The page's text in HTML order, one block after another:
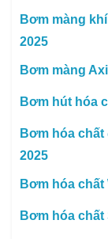
Bơm màng
2025
Bơm màng
Bơm hút hóa
Bơm hóa
2025
Bơm hóa
Bơm hóa